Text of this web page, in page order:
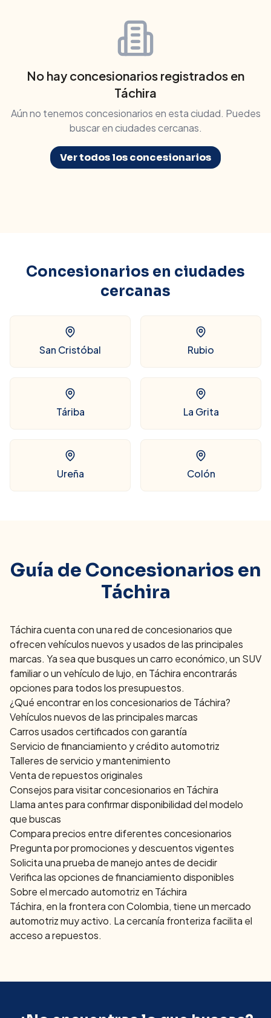
No hay concesionarios registrados en
Táchira
Aún no tenemos concesionarios en esta ciudad. Puedes
buscar en ciudades cercanas.
Ver todos los concesionarios
Concesionarios en ciudades
cercanas
San Cristóbal Rubio
Táriba La Grita
Ureña Colón
Guía de Concesionarios en
Táchira
Táchiracuenta con una red de concesionarios que
ofrecen vehículos nuevos y usados de las principales
marcas. Ya sea que busques un carro económico, un SUV
familiar o un vehículo de lujo, en Táchira encontrarás
opciones para todos los presupuestos.
¿Qué encontrar en los concesionarios de Táchira?
Vehículos nuevos de las principales marcas
Carros usados certificados con garantía
Servicio de financiamiento y crédito automotriz
Talleres de servicio y mantenimiento
Venta de repuestos originales
Consejos para visitar concesionarios en Táchira
Llama antes para confirmar disponibilidad del modelo
que buscas
Compara precios entre diferentes concesionarios
Pregunta por promociones y descuentos vigentes
Solicita una prueba de manejo antes de decidir
Verifica las opciones de financiamiento disponibles
Sobre el mercado automotriz en Táchira
Táchira, en la frontera con Colombia, tiene un mercado
automotriz muy activo. La cercanía fronteriza facilita el
acceso a repuestos.